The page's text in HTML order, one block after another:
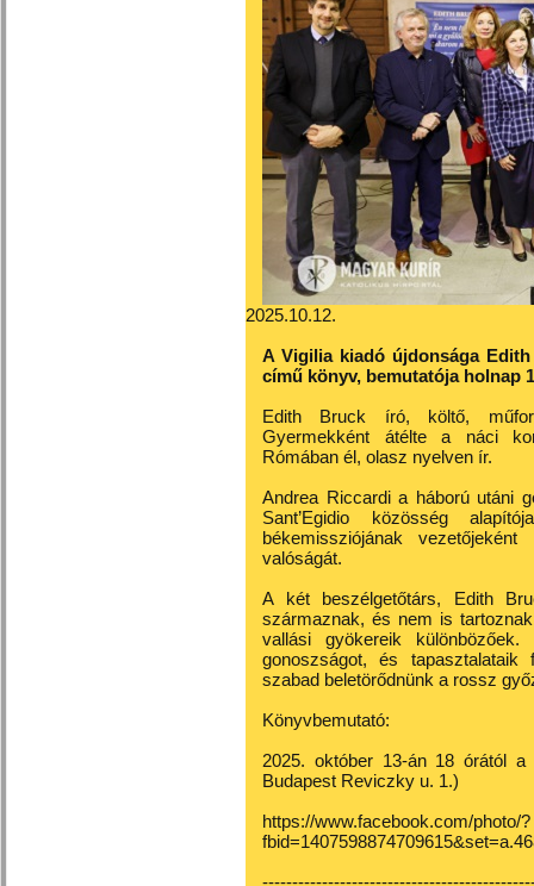
2025.10.12.
A Vigilia kiadó újdonsága
című könyv, bemutatója holnap
Edith Bruck író, költő,
Gyermekként átélte a náci
Rómában él, olasz nyelven ír.
Andrea Riccardi a háború utáni
Sant’Egidio közösség
békemissziójának
valóságát.
A két beszélgetőtárs, Edith
származnak, és nem is
vallási gyökereik
gonoszságot, és
szabad beletörődnünk a rossz
Könyvbemutató:
2025. október 13-án 18 órától
Budapest Reviczky u. 1.)
https://www.facebook.com/photo/?